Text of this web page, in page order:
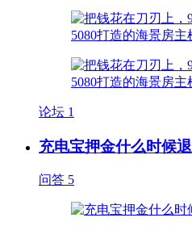
论坛 1
充电宝押金什么时候退
问答 5